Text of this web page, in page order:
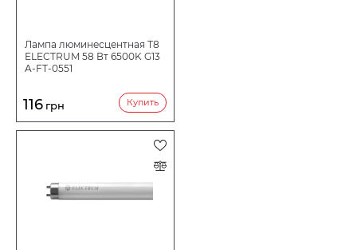
Лампа люминесцентная Т8
ELECTRUM 58 Вт 6500K G13
A-FT-0551
116 грн Купить